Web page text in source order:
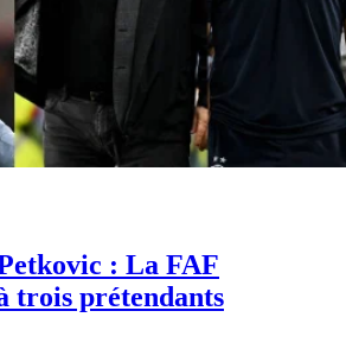
: La FAF
trois prétendants